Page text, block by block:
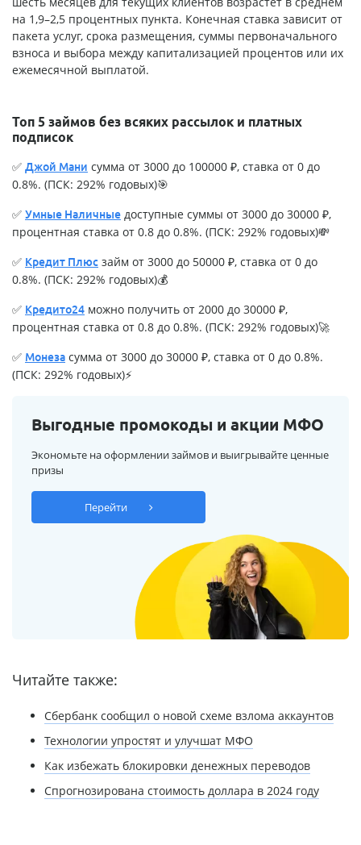
на 1,9–2,5 процентных пункта. Конечная ставка зависит от
пакета услуг, срока размещения, суммы первоначального
взноса и выбора между капитализацией процентов или их
ежемесячной выплатой.
Топ 5 займов без всяких рассылок и платных
подписок
✅ Джой Мани сумма от 3000 до 100000 ₽, ставка от 0 до
0.8%. (ПСК: 292% годовых)🎯
✅ Умные Наличные доступные суммы от 3000 до 30000 ₽,
процентная ставка от 0.8 до 0.8%. (ПСК: 292% годовых)💸
✅ Кредит Плюс займ от 3000 до 50000 ₽, ставка от 0 до
0.8%. (ПСК: 292% годовых)💰
✅ Кредито24 можно получить от 2000 до 30000 ₽,
процентная ставка от 0.8 до 0.8%. (ПСК: 292% годовых)🚀
✅ Монеза сумма от 3000 до 30000 ₽, ставка от 0 до 0.8%.
(ПСК: 292% годовых)⚡
Выгодные промокоды и акции МФО
Экономьте на оформлении займов и выигрывайте ценные
призы
Перейти
Читайте также:
Сбербанк сообщил о новой схеме взлома аккаунтов
Технологии упростят и улучшат МФО
Как избежать блокировки денежных переводов
Спрогнозирована стоимость доллара в 2024 году